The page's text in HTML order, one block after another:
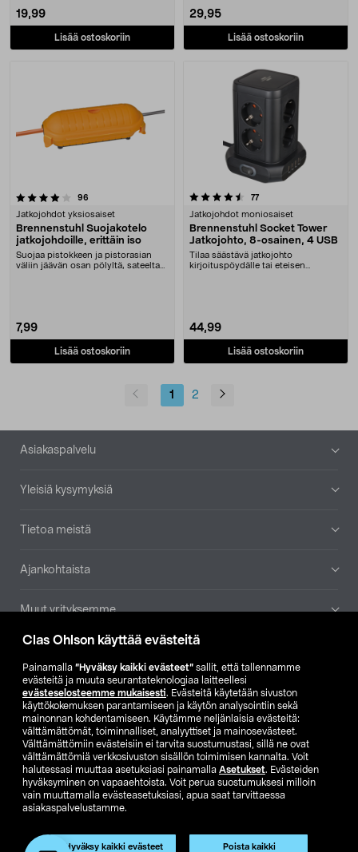
Clas Ohlson käyttää evästeitä
Painamalla ”Hyväksy kaikki evästeet” sallit, että tallennamme
evästeitä ja muuta seurantateknologiaa laitteellesi
evästeselosteemme mukaisesti. Evästeitä käytetään sivuston
käyttökokemuksen parantamiseen ja käytön analysointiin sekä
mainonnan kohdentamiseen. Käytämme neljänlaisia evästeitä:
välttämättömät, toiminnalliset, analyyttiset ja mainosevästeet.
Välttämättömiin evästeisiin ei tarvita suostumustasi, sillä ne ovat
välttämättömiä verkkosivuston sisällön toimimisen kannalta. Voit
halutessasi muuttaa asetuksiasi painamalla Asetukset. Evästeiden
hyväksyminen on vapaaehtoista. Voit perua suostumuksesi milloin
vain muuttamalla evästeasetuksiasi, apua saat tarvittaessa
asiakaspalvelustamme.
Hyväksy kaikki evästeet Poista kaikki
19,99
Lisää ostoskoriin
29,95
Lisää ostoskoriin
96
Jatkojohdot yksiosaiset
Brennenstuhl Suojakotelo
jatkojohdoille, erittäin iso
Suojaa pistokkeen ja pistorasian
väliin jäävän osan pölyltä, sateelta
7,99
Lisää ostoskoriin
4.5 viidestä tähdestä 77arvostelut
Jatkojohdot moniosaiset
Brennenstuhl Socket Tower
Jatkojohto, 8-osainen, 4 USB
Tilaa säästävä jatkojohto
kirjoituspöydälle tai eteisen
44,99
Lisää ostoskoriin
1 2
Alatunniste
Asiakaspalvelu
Yleisiä kysymyksiä
Tietoa meistä
Ajankohtaista
Muut yrityksemme
Etsi myymälä
SE NO FI
FI SV
Näytä hinnat ilman ALV:a